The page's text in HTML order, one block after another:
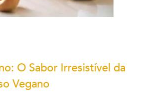
O Sabor Irresistível da
Vegano